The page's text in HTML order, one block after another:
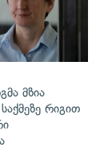
მზია
რიგით